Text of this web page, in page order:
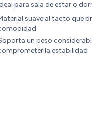
para sala de estar o
suave al tacto que
un peso
la estabilidad